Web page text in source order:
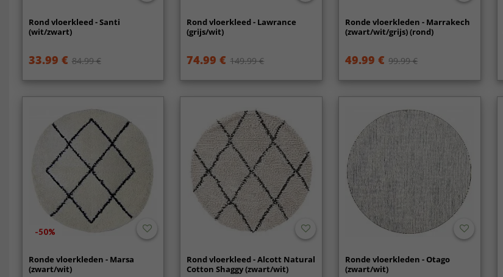
Rond vloerkleed - Santi
(wit/zwart)
33.99 € 84.99 €
Rond vloerkleed - Lawrance
(grijs/wit)
74.99 € 149.99 €
Ronde vloerkleden - Marrakech
(zwart/wit/grijs) (rond)
49.99 € 99.99 €
-50%
Ronde vloerkleden - Marsa
(zwart/wit)
Rond vloerkleed - Alcott Natural
Cotton Shaggy (zwart/wit)
Ronde vloerkleden - Otago
(zwart/wit)